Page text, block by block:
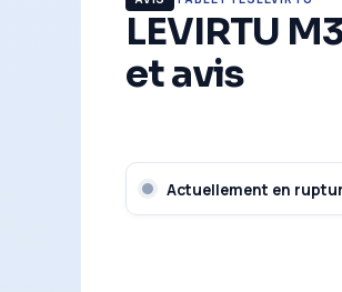
LEVIRTU
et avis
Actuellement en